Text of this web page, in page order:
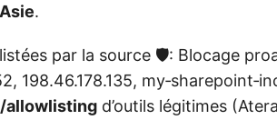
.
par la source 🛡️: Blocage
198.46.178.135,
allowlisting d’outils légitimes